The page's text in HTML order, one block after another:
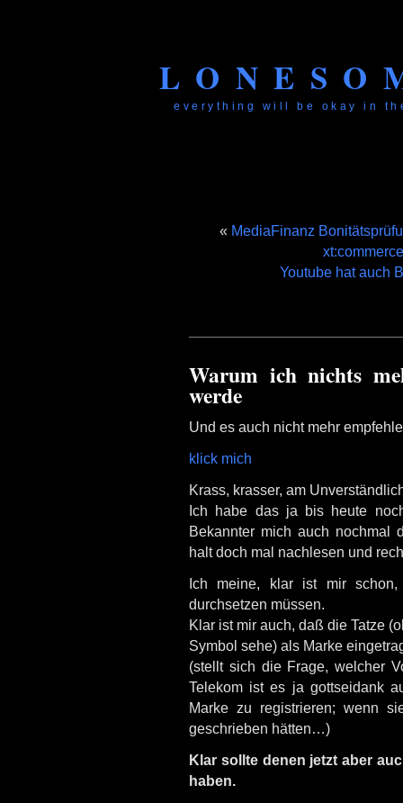
everything will be okay in
« MediaFinanz
Youtube hat auch
Warum ich nichts
werde
Und es auch nicht mehr
klick mich
Krass, krasser, am
Ich habe das ja bis heute
Bekannter mich auch nochmal
halt doch mal nachlesen und
Ich meine, klar ist mir
durchsetzen müssen.
Klar ist mir auch, daß die Tatze
Symbol sehe) als Marke
(stellt sich die Frage, welcher
Telekom ist es ja gottseidank
Marke zu registrieren; wenn
geschrieben hätten…)
Klar sollte denen jetzt aber
haben.